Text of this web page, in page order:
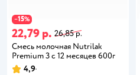
−15%
22,79 р. 26,85 р.
Смесь молочная Nutrilak
Premium 3 с 12 месяцев 600г
4,9